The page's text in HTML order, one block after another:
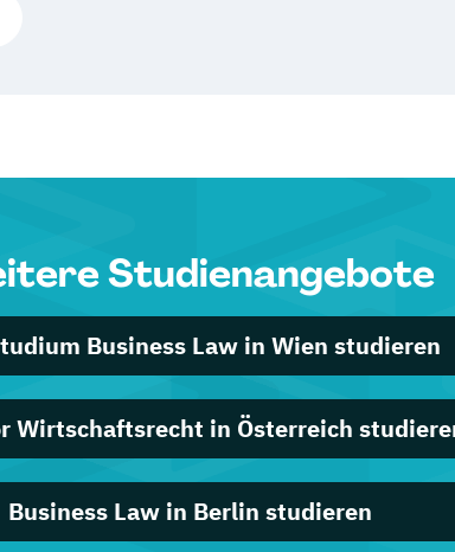
Studienangebote
Business Law in Wien studieren
Wirtschaftsrecht in Österreich
Business Law in Berlin studieren